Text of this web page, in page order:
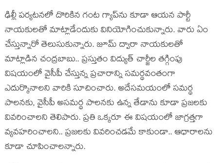
ఢిల్లీ ప‌ర్య‌ట‌న‌లో దొరికిన గంట గ్యాప్‌ను కూడా ఆయ‌న పార్టీ
నాయ‌కుల‌తో మాట్లాడేందుకు వినియోగించుకున్నారు. వారు ఏం
చేస్తున్నారో తెలుసుకున్నారు. జూమ్ ద్వారా నాయ‌కుల‌తో
మాట్లాడిన చంద్ర‌బాబు.. ప్ర‌స్తుతం విద్యుత్ చార్జీల త‌గ్గింపు
విష‌యంలో వైసీపీ చేస్తున్న ప్ర‌చారాన్ని స‌మ‌ర్థ‌వంతంగా
ఎదుర్కొనాల‌ని వారికి సూచించారు. అదేస‌మ‌యంలో స‌మ‌ర్థ
పాల‌న‌కు, వైసీపీ అస‌మ‌ర్థ పాల‌న‌కు ఉన్న తేడాను కూడా ప్ర‌జ‌ల‌కు
వివ‌రించాల‌ని తెలిపారు. ప్ర‌తి ఒక్క‌రూ ఈ విష‌యంలో జాగ్ర‌త్త‌గా
వ్య‌వ‌హ‌రించాల‌ని.. ప్ర‌జ‌ల‌కు వివ‌రించ‌డమే కాకుండా.. ఆధారాల‌ను
కూడా చూపించాల‌న్నారు.